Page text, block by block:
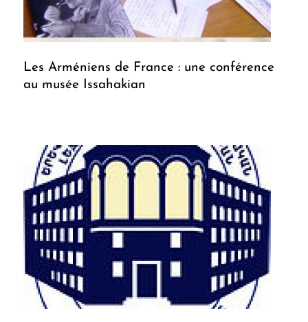
Les Arméniens de France : une conférence
au musée Issahakian